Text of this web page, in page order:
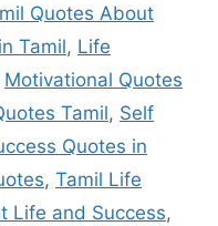
Quotes About
Tamil, Life
Motivational Quotes
Tamil, Self
Quotes in
, Tamil Life
Life and Success,